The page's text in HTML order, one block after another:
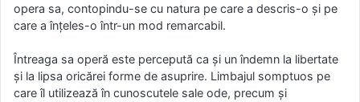
opera sa, contopindu-se cu natura pe care a descris-o şi pe
care a înţeles-o într-un mod remarcabil.
Întreaga sa operă este percepută ca şi un îndemn la libertate
şi la lipsa oricărei forme de asuprire. Limbajul somptuos pe
care îl utilizează în cunoscutele sale ode, precum şi